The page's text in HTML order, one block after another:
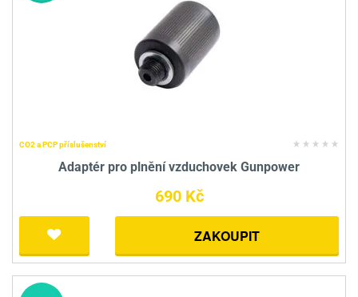
PŘÍSLUŠENSTVÍ
CO2 a PCP příslušenství
Adaptér pro plnění vzduchovek Gunpower
690 Kč
ZAKOUPIT